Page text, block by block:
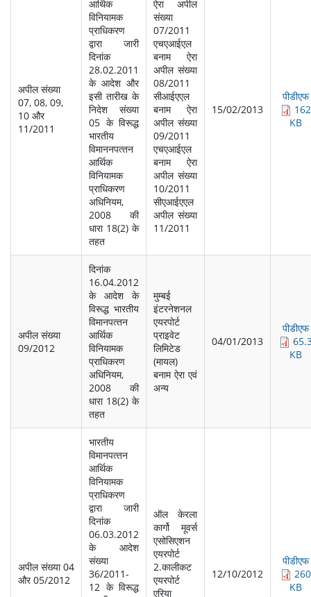
अपील संख्‍या
07, 08, 09,
10 और
11/2011
आर्थिक
विनियामक
प्राधिकरण
द्वारा जारी
दिनांक
28.02.2011
के आदेश और
इसी तारीख के
निदेश संख्‍या
05 के विरूद्ध
भारतीय
विमाननपत्‍तन
आर्थिक
विनियामक
प्राधिकरण
अधिनियम,
2008 की
धारा 18(2) के
तहत
ऐरा अपील
संख्‍या
07/2011
एचएआईएल
बनाम ऐरा
अपील संख्‍या
08/2011
सीआईएएल
बनाम ऐरा
अपील संख्‍या
09/2011
एचएआईएल
बनाम ऐरा
अपील संख्‍या
10/2011
सीएआईएएल
अपील संख्‍या
11/2011
15/02/2013
पीडीएफ
162
KB
अपील संख्‍या
09/2012
दिनांक
16.04.2012
के आदेश के
विरूद्ध भारतीय
विमानपत्‍तन
आर्थिक
विनियामक
प्राधिकरण
अधिनियम,
2008 की
धारा 18(2) के
तहत
मुम्‍बई
इंटरनेशनल
एयरपोर्ट
प्राइवेट
लिमिटेड
(मायल)
बनाम ऐरा एवं
अन्‍य
04/01/2013
पीडीएफ
KB
अपील संख्‍या 04
और 05/2012
भारतीय
विमानपत्‍तन
आर्थिक
विनियामक
प्राधिकरण
द्वारा जारी
दिनांक
06.03.2012
के आदेश
संख्‍या
36/2011-
12 के विरूद्ध
ऑल केरला
कार्गो मूवर्स
एसोसिएशन
एयरपोर्ट
2.कालीकट
एयरपोर्ट
एरिया
12/10/2012
पीडीएफ
260
KB